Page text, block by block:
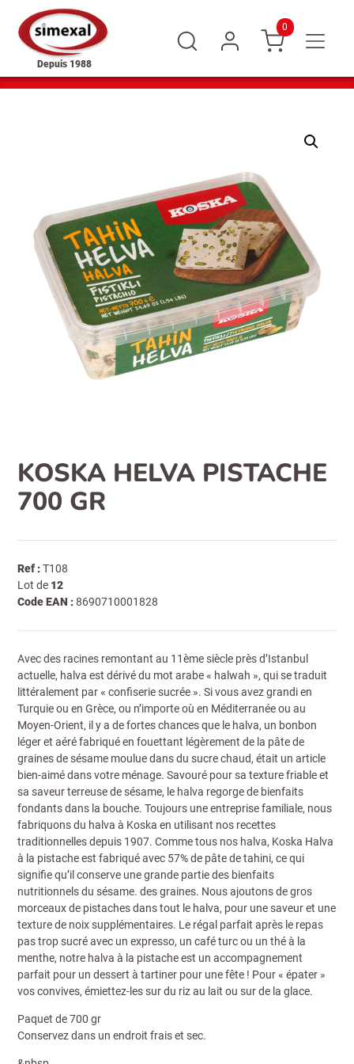
Depuis 1988
0
KOSKA HELVA PISTACHE
700 GR
Ref :T108
Lot de 12
Code EAN :8690710001828
Avec des racines remontant au 11ème siècle près d’Istanbul
actuelle, halva est dérivé du mot arabe « halwah », qui se traduit
littéralement par « confiserie sucrée ». Si vous avez grandi en
Turquie ou en Grèce, ou n’importe où en Méditerranée ou au
Moyen-Orient, il y a de fortes chances que le halva, un bonbon
léger et aéré fabriqué en fouettant légèrement de la pâte de
graines de sésame moulue dans du sucre chaud, était un article
bien-aimé dans votre ménage. Savouré pour sa texture friable et
sa saveur terreuse de sésame, le halva regorge de bienfaits
fondants dans la bouche. Toujours une entreprise familiale, nous
fabriquons du halva à Koska en utilisant nos recettes
traditionnelles depuis 1907. Comme tous nos halva, Koska Halva
à la pistache est fabriqué avec 57% de pâte de tahini, ce qui
signifie qu’il conserve une grande partie des bienfaits
nutritionnels du sésame. des graines. Nous ajoutons de gros
morceaux de pistaches dans tout le halva, pour une saveur et une
texture de noix supplémentaires. Le régal parfait après le repas
pas trop sucré avec un expresso, un café turc ou un thé à la
menthe, notre halva à la pistache est un accompagnement
parfait pour un dessert à tartiner pour une fête ! Pour « épater »
vos convives, émiettez-les sur du riz au lait ou sur de la glace.
Paquet de 700 gr
Conservez dans un endroit frais et sec.